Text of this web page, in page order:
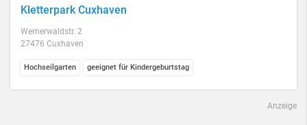
Kletterpark Cuxhaven
Wernerwaldstr. 2
27476 Cuxhaven
Hochseilgarten geeignet für Kindergeburtstag
Anzeige